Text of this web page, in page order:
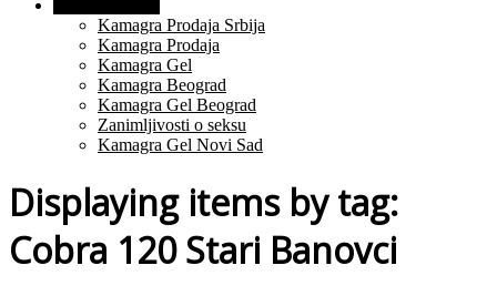
Kamagra Prodaja Srbija
Kamagra Prodaja
Kamagra Gel
Kamagra Beograd
Kamagra Gel Beograd
Zanimljivosti o seksu
Kamagra Gel Novi Sad
Displaying items by tag:
Cobra 120 Stari Banovci